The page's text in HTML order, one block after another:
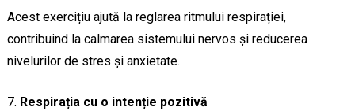
Acest exercițiu ajută la reglarea ritmului respirației,
contribuind la calmarea sistemului nervos și reducerea
nivelurilor de stres și anxietate.
Respirația cu o intenție pozitivă